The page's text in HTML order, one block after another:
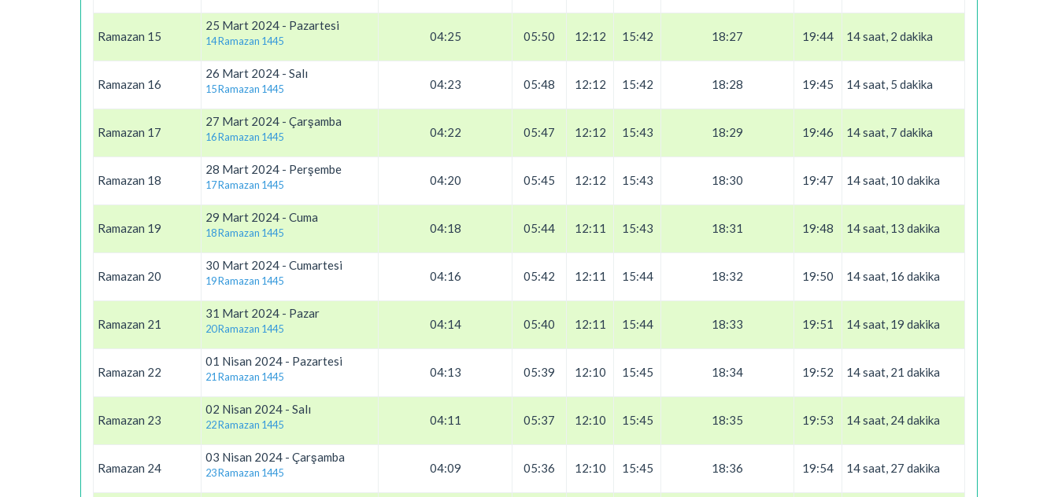
Ramazan 15
25 Mart 2024 - Pazartesi
14 Ramazan 1445 04:25 05:50 12:12 15:42 18:27 19:44 14 saat, 2 dakika
Ramazan 16
26 Mart 2024 - Salı
15 Ramazan 1445 04:23 05:48 12:12 15:42 18:28 19:45 14 saat, 5 dakika
Ramazan 17
27 Mart 2024 - Çarşamba
16 Ramazan 1445 04:22 05:47 12:12 15:43 18:29 19:46 14 saat, 7 dakika
Ramazan 18
28 Mart 2024 - Perşembe
17 Ramazan 1445 04:20 05:45 12:12 15:43 18:30 19:47 14 saat, 10 dakika
Ramazan 19
29 Mart 2024 - Cuma
18 Ramazan 1445 04:18 05:44 12:11 15:43 18:31 19:48 14 saat, 13 dakika
Ramazan 20
30 Mart 2024 - Cumartesi
19 Ramazan 1445 04:16 05:42 12:11 15:44 18:32 19:50 14 saat, 16 dakika
Ramazan 21
31 Mart 2024 - Pazar
20 Ramazan 1445 04:14 05:40 12:11 15:44 18:33 19:51 14 saat, 19 dakika
Ramazan 22
01 Nisan 2024 - Pazartesi
21 Ramazan 1445 04:13 05:39 12:10 15:45 18:34 19:52 14 saat, 21 dakika
Ramazan 23
02 Nisan 2024 - Salı
22 Ramazan 1445 04:11 05:37 12:10 15:45 18:35 19:53 14 saat, 24 dakika
Ramazan 24
03 Nisan 2024 - Çarşamba
23 Ramazan 1445 04:09 05:36 12:10 15:45 18:36 19:54 14 saat, 27 dakika